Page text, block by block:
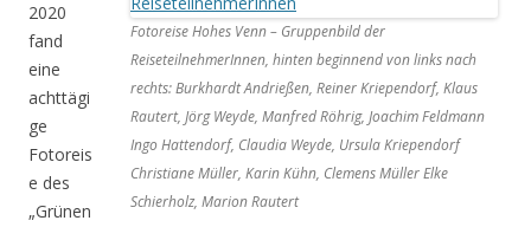
Fotoreise Hohes Venn – Gruppenbild der
ReiseteilnehmerInnen, hinten beginnend von links nach
rechts: Burkhardt Andrießen, Reiner Kriependorf, Klaus
Rautert, Jörg Weyde, Manfred Röhrig, Joachim Feldmann
Ingo Hattendorf, Claudia Weyde, Ursula Kriependorf
Christiane Müller, Karin Kühn, Clemens Müller Elke
Schierholz, Marion Rautert
2020
fand
eine
achttägi
ge
Fotoreis
e des
„Grünen